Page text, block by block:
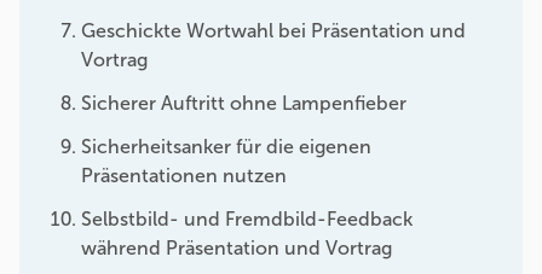
Geschickte Wortwahl bei Präsentation und
Vortrag
Sicherer Auftritt ohne Lampenfieber
Sicherheitsanker für die eigenen
Präsentationen nutzen
Selbstbild- und Fremdbild-Feedback
während Präsentation und Vortrag